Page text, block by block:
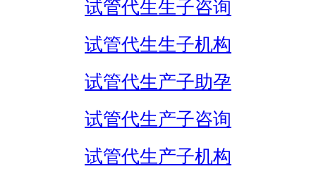
试管代生生子咨询
试管代生生子机构
试管代生产子助孕
试管代生产子咨询
试管代生产子机构